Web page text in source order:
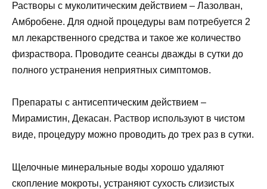
Растворы с муколитическим действием – Лазолван,
Амбробене. Для одной процедуры вам потребуется 2
мл лекарственного средства и такое же количество
физраствора. Проводите сеансы дважды в сутки до
полного устранения неприятных симптомов.
Препараты с антисептическим действием –
Мирамистин, Декасан. Раствор используют в чистом
виде, процедуру можно проводить до трех раз в сутки.
Щелочные минеральные воды хорошо удаляют
скопление мокроты, устраняют сухость слизистых